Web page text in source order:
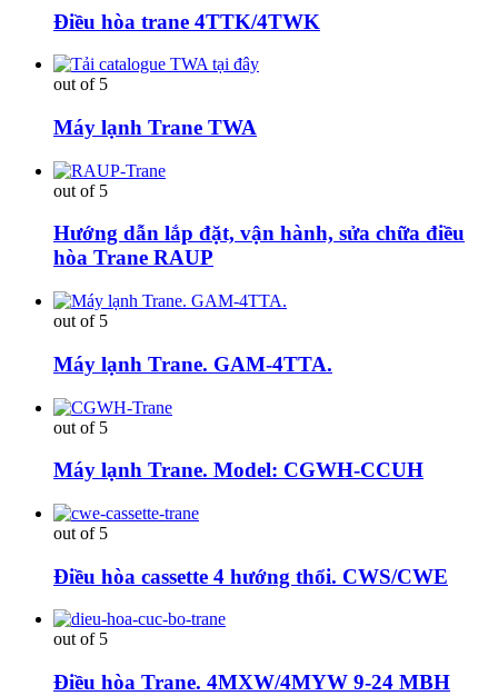
Điều hòa trane 4TTK/4TWK
out of 5
Máy lạnh Trane TWA
out of 5
Hướng dẫn lắp đặt, vận hành, sửa chữa điều
hòa Trane RAUP
out of 5
Máy lạnh Trane. GAM-4TTA.
out of 5
Máy lạnh Trane. Model: CGWH-CCUH
out of 5
Điều hòa cassette 4 hướng thổi. CWS/CWE
out of 5
Điều hòa Trane. 4MXW/4MYW 9-24 MBH